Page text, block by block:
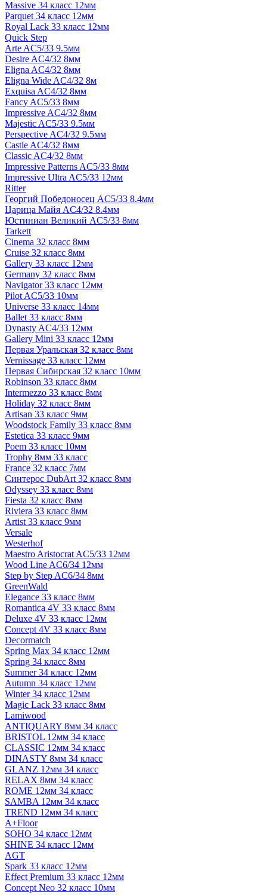
Massive 34 класс 12мм
Parquet 34 класс 12мм
Royal Lack 33 класс 12мм
Quick Step
Arte AC5/33 9.5мм
Desire AC4/32 8мм
Eligna AC4/32 8мм
Eligna Wide AC4/32 8м
Exquisa AC4/32 8мм
Fancy AC5/33 8мм
Impressive AC4/32 8мм
Majestic AC5/33 9.5мм
Perspective AC4/32 9.5мм
Castle AC4/32 8мм
Classic AC4/32 8мм
Impressive Patterns AC5/33 8мм
Impressive Ultra AC5/33 12мм
Ritter
Георгий Победоносец AC5/33 8.4мм
Царица Майя AC4/32 8.4мм
Юстиниан Великий AC5/33 8мм
Tarkett
Cinema 32 класс 8мм
Cruise 32 класс 8мм
Gallery 33 класс 12мм
Germany 32 класс 8мм
Navigator 33 класс 12мм
Pilot AC5/33 10мм
Universe 33 класс 14мм
Ballet 33 класс 8мм
Dynasty AC4/33 12мм
Gallery Mini 33 класс 12мм
Первая Уральская 32 класс 8мм
Vernissage 33 класс 12мм
Первая Сибирская 32 класс 10мм
Robinson 33 класс 8мм
Intermezzo 33 класс 8мм
Holiday 32 класс 8мм
Artisan 33 класс 9мм
Woodstock Family 33 класс 8мм
Estetica 33 класс 9мм
Poem 33 класс 10мм
Trophy 8мм 33 класс
France 32 класс 7мм
Синтерос DubArt 32 класс 8мм
Odyssey 33 класс 8мм
Fiesta 32 класс 8мм
Riviera 33 класс 8мм
Artist 33 класс 9мм
Versale
Westerhof
Maestro Aristocrat AC5/33 12мм
Wood Line AC6/34 12мм
Step by Step AC6/34 8мм
GreenWald
Elegance 33 класс 8мм
Romantica 4V 33 класс 8мм
Deluxe 4V 33 класс 12мм
Concept 4V 33 класс 8мм
Decormatch
Spring Max 34 класс 12мм
Spring 34 класс 8мм
Summer 34 класс 12мм
Autumn 34 класс 12мм
Winter 34 класс 12мм
Magic Lack 33 класс 8мм
Lamiwood
ANTIQUARY 8мм 34 класс
BRISTOL 12мм 34 класс
CLASSIC 12мм 34 класс
DINASTY 8мм 34 класс
GLANZ 12мм 34 класс
RELAX 8мм 34 класс
ROME 12мм 34 класс
SAMBA 12мм 34 класс
TREND 12мм 34 класс
A+Floor
SOHO 34 класс 12мм
SHINE 34 класс 12мм
AGT
Spark 33 класс 12мм
Effect Premium 33 класс 12мм
Concept Neo 32 класс 10мм